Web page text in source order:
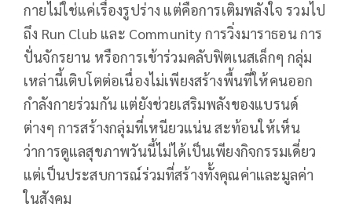
กายไม่ใช่แค่เรื่องรูปร่าง แต่คือการเติมพลังใจ รวมไป
ถึง Run Club และ Community การวิ่งมาราธอน การ
ปั่นจักรยาน หรือการเข้าร่วมคลับฟิตเนสเล็กๆ กลุ่ม
เหล่านี้เติบโตต่อเนื่องไม่เพียงสร้างพื้นที่ให้คนออก
กำลังกายร่วมกัน แต่ยังช่วยเสริมพลังของแบรนด์
ต่างๆ การสร้างกลุ่มที่เหนียวแน่น สะท้อนให้เห็น
ว่าการดูแลสุขภาพวันนี้ไม่ได้เป็นเพียงกิจกรรมเดี่ยว
แต่เป็นประสบการณ์ร่วมที่สร้างทั้งคุณค่าและมูลค่า
ในสังคม